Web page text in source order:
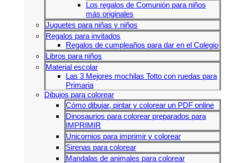
Los regalos de Comunión para niños
más originales
Juguetes para niñas y niños
Regalos para invitados
Regalos de cumpleaños para dar en el Colegio
Libros para niños
Material escolar
Las 3 Mejores mochilas Totto con ruedas para
Primaria
Dibujos para colorear
Cómo dibujar, pintar y colorear un PDF online
Dinosaurios para colorear preparados para
IMPRIMIR
Unicornios para imprimir y colorear
Sirenas para colorear
Mandalas de animales para colorear